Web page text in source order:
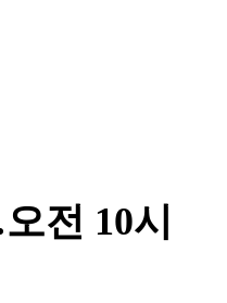
전 10시